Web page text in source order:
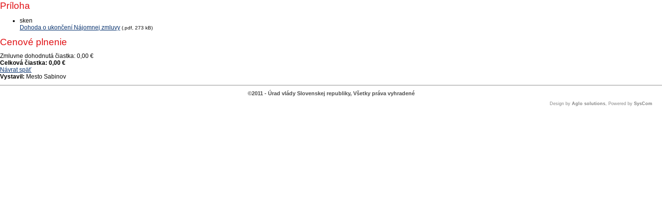
Príloha
sken
Dohoda o ukončení Nájomnej zmluvy (.pdf, 273 kB)
Cenové plnenie
Zmluvne dohodnutá čiastka: 0,00 €
Celková čiastka: 0,00 €
Návrat späť
Vystavil: Mesto Sabinov
©2011 - Úrad vlády Slovenskej republiky, Všetky práva vyhradené
Design by Aglo solutions, Powered by SysCom